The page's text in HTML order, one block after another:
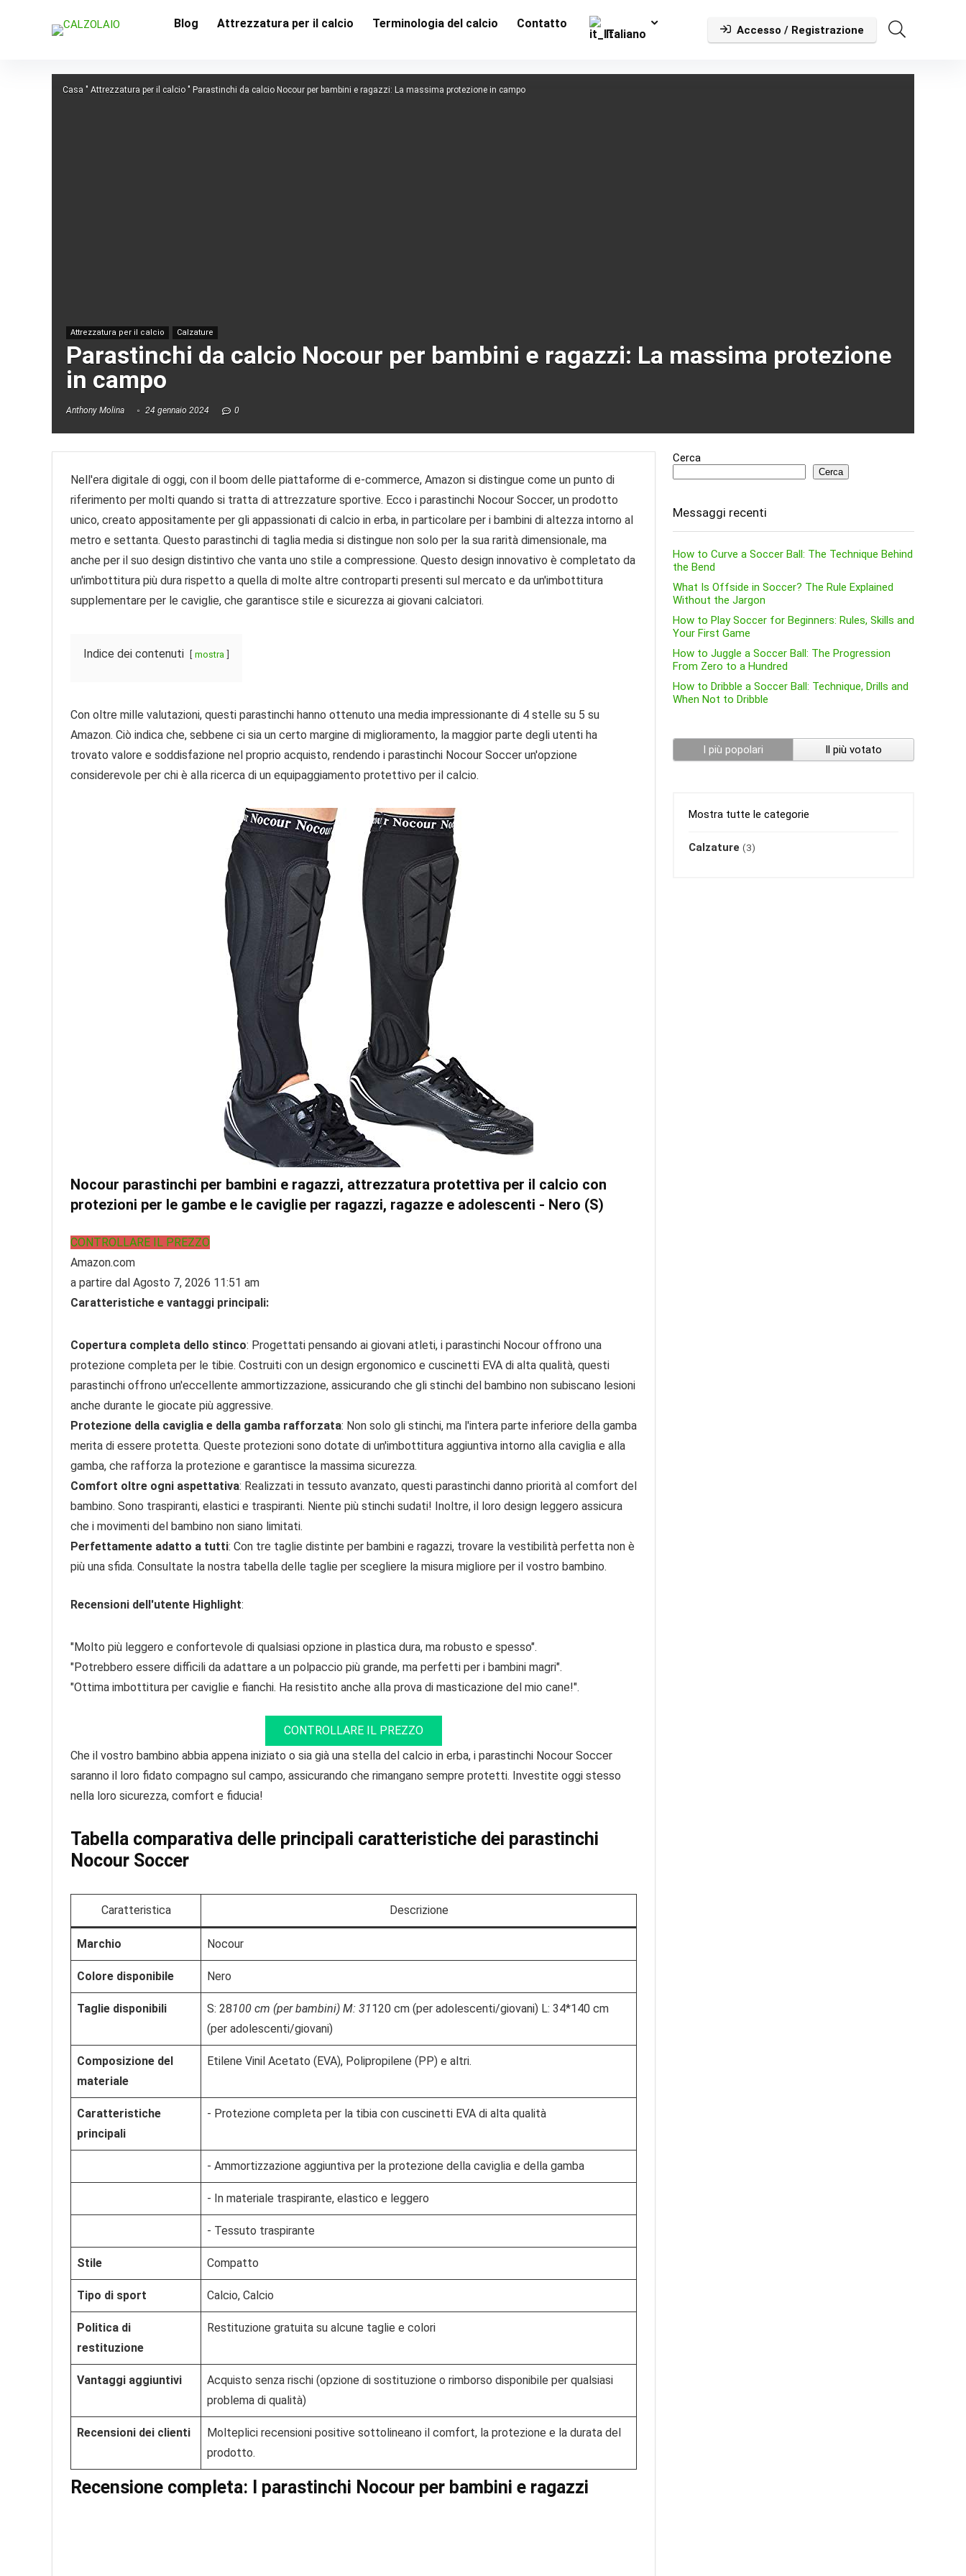
Blog Attrezzatura per il calcio Terminologia del calcio Contatto
Italiano Accesso / Registrazione
Casa " Attrezzatura per il calcio " Parastinchi da calcio Nocour per bambini e ragazzi: La massima protezione in campo
Attrezzatura per il calcio Calzature
Parastinchi da calcio Nocour per bambini e ragazzi: La massima protezione
in campo
Anthony Molina 24 gennaio 2024 0
Nell'era digitale di oggi, con il boom delle piattaforme di e-commerce, Amazon si distingue come un punto di
riferimento per molti quando si tratta di attrezzature sportive. Ecco i parastinchi Nocour Soccer, un prodotto
unico, creato appositamente per gli appassionati di calcio in erba, in particolare per i bambini di altezza intorno al
metro e settanta. Questo parastinchi di taglia media si distingue non solo per la sua rarità dimensionale, ma
anche per il suo design distintivo che vanta uno stile a compressione. Questo design innovativo è completato da
un'imbottitura più dura rispetto a quella di molte altre controparti presenti sul mercato e da un'imbottitura
supplementare per le caviglie, che garantisce stile e sicurezza ai giovani calciatori.
Indice dei contenuti mostra
Con oltre mille valutazioni, questi parastinchi hanno ottenuto una media impressionante di 4 stelle su 5 su
Amazon. Ciò indica che, sebbene ci sia un certo margine di miglioramento, la maggior parte degli utenti ha
trovato valore e soddisfazione nel proprio acquisto, rendendo i parastinchi Nocour Soccer un'opzione
considerevole per chi è alla ricerca di un equipaggiamento protettivo per il calcio.
Nocour parastinchi per bambini e ragazzi, attrezzatura protettiva per il calcio con
protezioni per le gambe e le caviglie per ragazzi, ragazze e adolescenti - Nero (S)
CONTROLLARE IL PREZZO
Amazon.com
a partire dal Agosto 7, 2026 11:51 am
Caratteristiche e vantaggi principali:
Copertura completa dello stinco: Progettati pensando ai giovani atleti, i parastinchi Nocour offrono una
protezione completa per le tibie. Costruiti con un design ergonomico e cuscinetti EVA di alta qualità, questi
parastinchi offrono un'eccellente ammortizzazione, assicurando che gli stinchi del bambino non subiscano lesioni
anche durante le giocate più aggressive.
Protezione della caviglia e della gamba rafforzata: Non solo gli stinchi, ma l'intera parte inferiore della gamba
merita di essere protetta. Queste protezioni sono dotate di un'imbottitura aggiuntiva intorno alla caviglia e alla
gamba, che rafforza la protezione e garantisce la massima sicurezza.
Comfort oltre ogni aspettativa: Realizzati in tessuto avanzato, questi parastinchi danno priorità al comfort del
bambino. Sono traspiranti, elastici e traspiranti. Niente più stinchi sudati! Inoltre, il loro design leggero assicura
che i movimenti del bambino non siano limitati.
Perfettamente adatto a tutti: Con tre taglie distinte per bambini e ragazzi, trovare la vestibilità perfetta non è
più una sfida. Consultate la nostra tabella delle taglie per scegliere la misura migliore per il vostro bambino.
Recensioni dell'utente Highlight:
"Molto più leggero e confortevole di qualsiasi opzione in plastica dura, ma robusto e spesso".
"Potrebbero essere difficili da adattare a un polpaccio più grande, ma perfetti per i bambini magri".
"Ottima imbottitura per caviglie e fianchi. Ha resistito anche alla prova di masticazione del mio cane!".
CONTROLLARE IL PREZZO
Che il vostro bambino abbia appena iniziato o sia già una stella del calcio in erba, i parastinchi Nocour Soccer
saranno il loro fidato compagno sul campo, assicurando che rimangano sempre protetti. Investite oggi stesso
nella loro sicurezza, comfort e fiducia!
Tabella comparativa delle principali caratteristiche dei parastinchi
Nocour Soccer
Caratteristica Descrizione
Marchio Nocour
Colore disponibile Nero
Taglie disponibili S: 28100 cm (per bambini) M: 31120 cm (per adolescenti/giovani) L: 34*140 cm
(per adolescenti/giovani)
Composizione del
materiale
Etilene Vinil Acetato (EVA), Polipropilene (PP) e altri.
Caratteristiche
principali
- Protezione completa per la tibia con cuscinetti EVA di alta qualità
- Ammortizzazione aggiuntiva per la protezione della caviglia e della gamba
- In materiale traspirante, elastico e leggero
- Tessuto traspirante
Stile Compatto
Tipo di sport Calcio, Calcio
Politica di
restituzione
Restituzione gratuita su alcune taglie e colori
Vantaggi aggiuntivi
Acquisto senza rischi (opzione di sostituzione o rimborso disponibile per qualsiasi
problema di qualità)
Recensioni dei clienti
Molteplici recensioni positive sottolineano il comfort, la protezione e la durata del
prodotto.
Recensione completa: I parastinchi Nocour per bambini e ragazzi
Cerca
Cerca
Messaggi recenti
How to Curve a Soccer Ball: The Technique Behind
the Bend
What Is Offside in Soccer? The Rule Explained
Without the Jargon
How to Play Soccer for Beginners: Rules, Skills and
Your First Game
How to Juggle a Soccer Ball: The Progression
From Zero to a Hundred
How to Dribble a Soccer Ball: Technique, Drills and
When Not to Dribble
I più popolari Il più votato
Mostra tutte le categorie
Calzature (3)